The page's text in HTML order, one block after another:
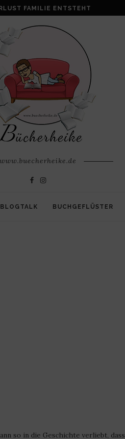
FAMILIE ENTSTEHT
www.buecherheike.de
BLOGTALK BUCHGEFLÜSTER
so in die Geschichte verliebt, dass